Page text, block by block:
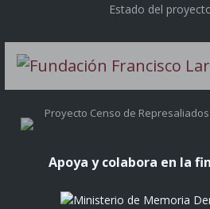
Estado del
Proyecto Censo de Represaliados
Apoya y colabora en la